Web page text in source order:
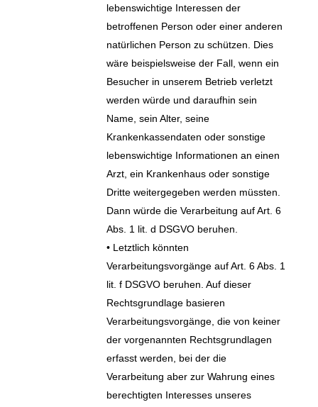
lebenswichtige Interessen der
betroffenen Person oder einer anderen
natürlichen Person zu schützen. Dies
wäre beispielsweise der Fall, wenn ein
Besucher in unserem Betrieb verletzt
werden würde und daraufhin sein
Name, sein Alter, seine
Krankenkassendaten oder sonstige
lebenswichtige Informationen an einen
Arzt, ein Krankenhaus oder sonstige
Dritte weitergegeben werden müssten.
Dann würde die Verarbeitung auf Art. 6
Abs. 1 lit. d DSGVO beruhen.
• Letztlich könnten
Verarbeitungsvorgänge auf Art. 6 Abs. 1
lit. f DSGVO beruhen. Auf dieser
Rechtsgrundlage basieren
Verarbeitungsvorgänge, die von keiner
der vorgenannten Rechtsgrundlagen
erfasst werden, bei der die
Verarbeitung aber zur Wahrung eines
berechtigten Interesses unseres